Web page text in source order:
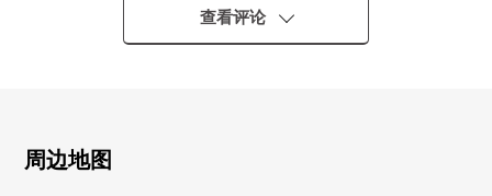
能在喜欢的House厂商以及建筑公司要建筑
○ 请计划的需讨论、资金计划随便命令。
查看评论
周边地图